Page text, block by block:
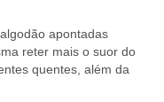
apontadas
reter mais o suor do
quentes, além da